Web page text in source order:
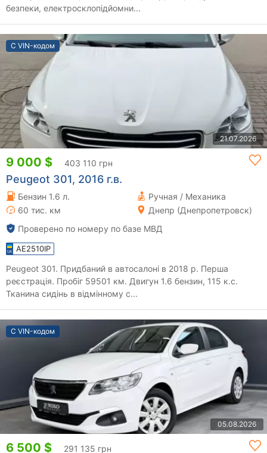
безпеки, електросклопідйомни...
С VIN-кодом
21.07.2026
9 000 $ 403 110 грн
Peugeot 301, 2016 г.в.
Бензин 1.6 л.
Ручная / Механика
60 тис. км
Днепр (Днепропетровск)
Проверено по номеру по базе МВД
AE2510IP
Peugeot 301. Придбаний в автосалоні в 2018 р. Перша
реєстрація. Пробіг 59501 км. Двигун 1.6 бензин, 115 к.с.
Тканина сидінь в відмінному с...
С VIN-кодом
05.08.2026
6 500 $ 291 135 грн